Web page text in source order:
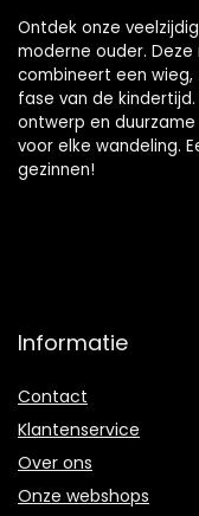
Ontdek onze
moderne ouder.
combineert een
fase van de
ontwerp en
voor elke wandeling.
gezinnen!
Informatie
Contact
Klantenservice
Over ons
Onze webshops